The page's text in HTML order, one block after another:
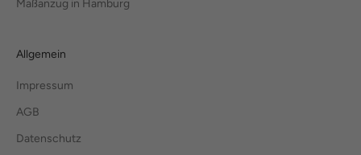
Maßanzug in Hamburg
Allgemein
Impressum
AGB
Datenschutz